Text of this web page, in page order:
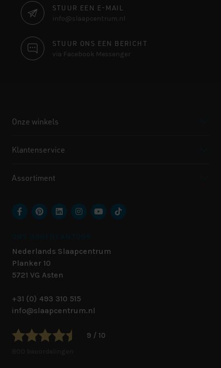
STUUR EEN E-MAIL
info@slaapcentrum.nl
STUUR ONS EEN BERICHT
via Facebook Messenger
Onze winkels
Klantenservice
Assortiment
Nederlands Slaapcentrum
Planker 10
5721 VG Asten
+31 (0) 493 310 515
info@slaapcentrum.nl
9 / 10